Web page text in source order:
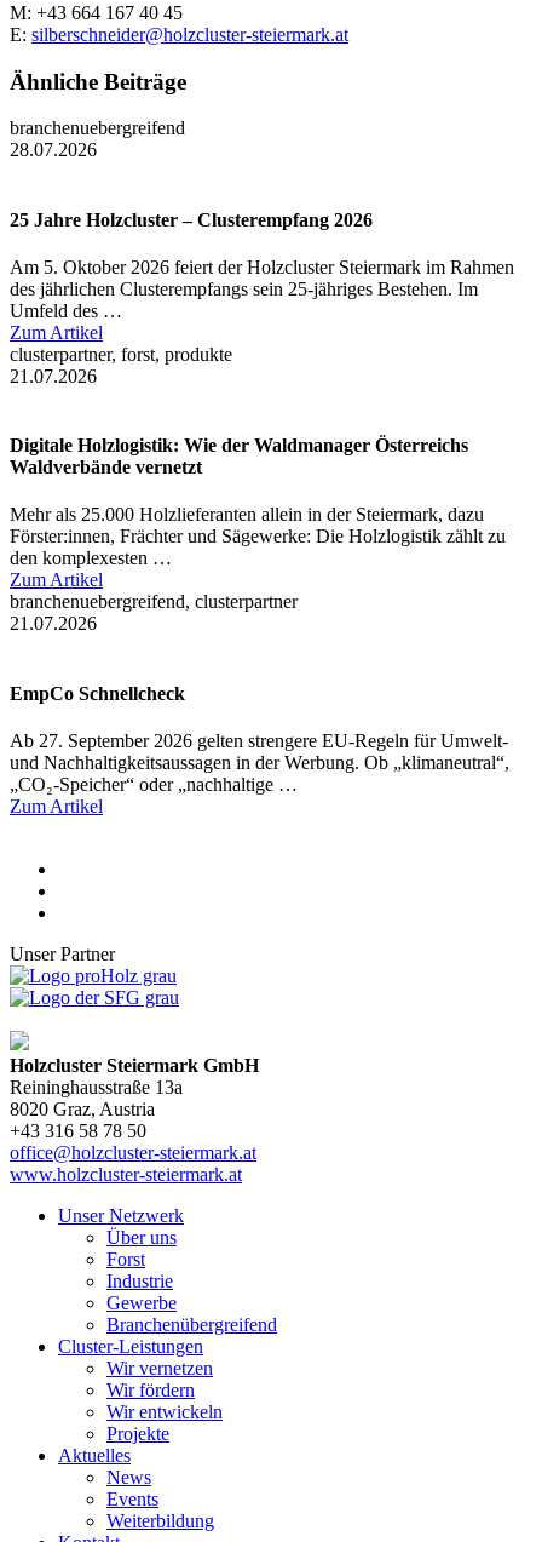
M: +43 664 167 40 45
E: silberschneider@holzcluster-steiermark.at
Ähnliche Beiträge
branchenuebergreifend
28.07.2026
25 Jahre Holzcluster – Clusterempfang 2026
Am 5. Oktober 2026 feiert der Holzcluster Steiermark im Rahmen
des jährlichen Clusterempfangs sein 25-jähriges Bestehen. Im
Umfeld des …
Zum Artikel
clusterpartner, forst, produkte
21.07.2026
Digitale Holzlogistik: Wie der Waldmanager Österreichs
Waldverbände vernetzt
Mehr als 25.000 Holzlieferanten allein in der Steiermark, dazu
Förster:innen, Frächter und Sägewerke: Die Holzlogistik zählt zu
den komplexesten …
Zum Artikel
branchenuebergreifend, clusterpartner
21.07.2026
EmpCo Schnellcheck
Ab 27. September 2026 gelten strengere EU-Regeln für Umwelt-
und Nachhaltigkeitsaussagen in der Werbung. Ob „klimaneutral“,
„CO₂-Speicher“ oder „nachhaltige …
Zum Artikel
Unser Partner
Holzcluster Steiermark GmbH
Reininghausstraße 13a
8020 Graz, Austria
+43 316 58 78 50
office@holzcluster-steiermark.at
www.holzcluster-steiermark.at
Unser Netzwerk
Über uns
Forst
Industrie
Gewerbe
Branchenübergreifend
Cluster-Leistungen
Wir vernetzen
Wir fördern
Wir entwickeln
Projekte
Aktuelles
News
Events
Weiterbildung